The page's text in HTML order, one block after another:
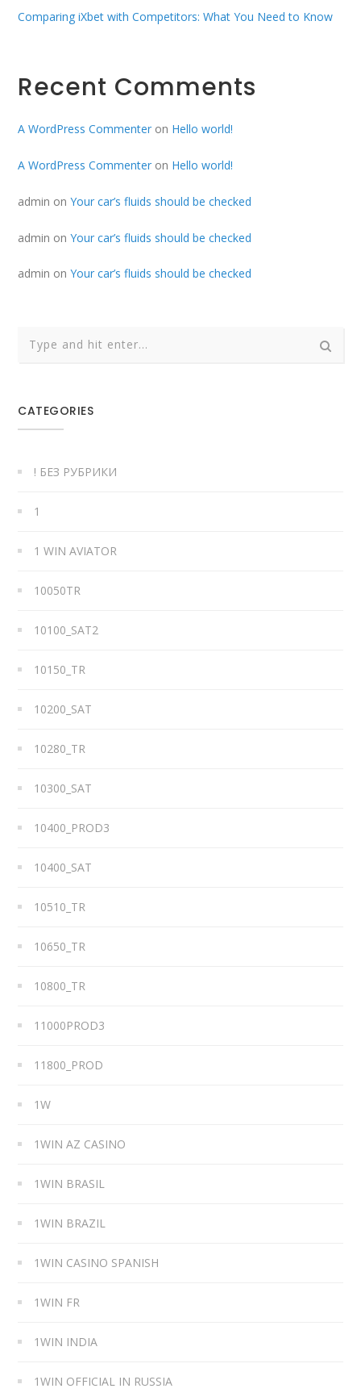
Comparing iXbet with Competitors: What You Need to Know
Recent Comments
A WordPress Commenter on Hello world!
A WordPress Commenter on Hello world!
admin onYour car’s fluids should be checked
admin onYour car’s fluids should be checked
admin onYour car’s fluids should be checked
CATEGORIES
! БЕЗ РУБРИКИ
1
1 WIN AVIATOR
10050TR
10100_SAT2
10150_TR
10200_SAT
10280_TR
10300_SAT
10400_PROD3
10400_SAT
10510_TR
10650_TR
10800_TR
11000PROD3
11800_PROD
1W
1WIN AZ CASINO
1WIN BRASIL
1WIN BRAZIL
1WIN CASINO SPANISH
1WIN FR
1WIN INDIA
1WIN OFFICIAL IN RUSSIA